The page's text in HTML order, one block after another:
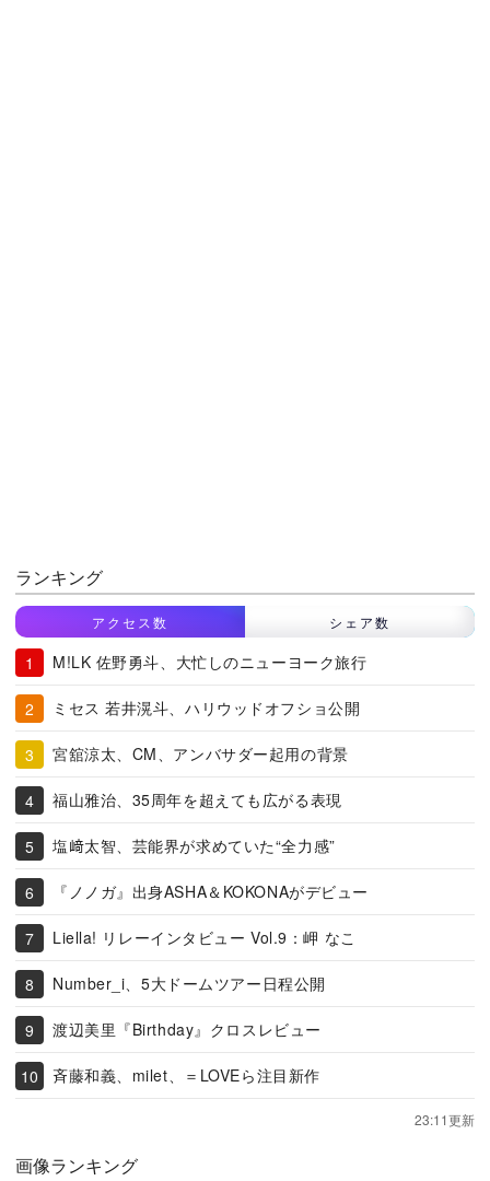
ランキング
アクセス数 シェア数
M!LK 佐野勇斗、大忙しのニューヨーク旅行
ミセス 若井滉斗、ハリウッドオフショ公開
宮舘涼太、CM、アンバサダー起用の背景
福山雅治、35周年を超えても広がる表現
塩﨑太智、芸能界が求めていた“全力感”
『ノノガ』出身ASHA＆KOKONAがデビュー
Liella! リレーインタビュー Vol.9：岬 なこ
Number_i、5大ドームツアー日程公開
渡辺美里『Birthday』クロスレビュー
斉藤和義、milet、＝LOVEら注目新作
23:11更新
画像ランキング